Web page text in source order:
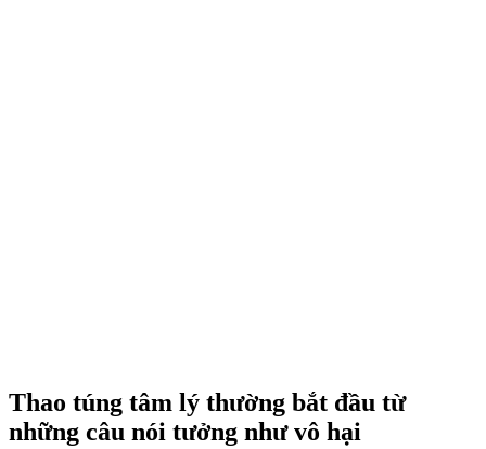
Thao túng tâm lý thường bắt đầu từ
những câu nói tưởng như vô hại